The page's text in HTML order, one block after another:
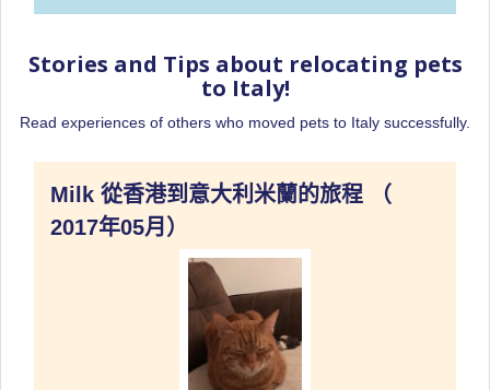
Stories and Tips about relocating pets
to Italy!
Read experiences of others who moved pets to Italy successfully.
Milk 從香港到意大利米蘭的旅程 （
2017年05月）